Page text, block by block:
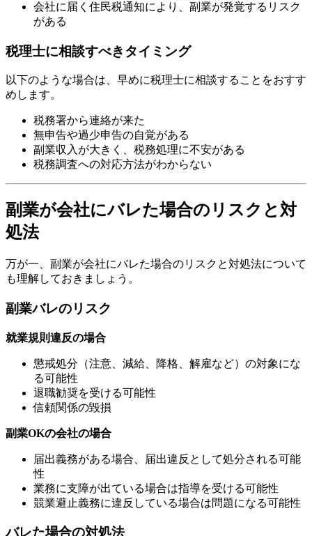
会社に届く住民税通知により、副業が発覚するリスク
がある
税理士に相談すべきタイミング
以下のような場合は、早めに税理士に相談することをおすす
めします。
税務署から連絡が来た
無申告や過少申告の自覚がある
副業収入が大きく、税務処理に不安がある
税務調査への対応方法がわからない
副業が会社にバレた場合のリスクと対
処法
万が一、副業が会社にバレた場合のリスクと対処法について
も理解しておきましょう。
副業バレのリスク
就業規則違反の場合
懲戒処分（注意、減給、降格、解雇など）の対象にな
る可能性
退職勧奨を受ける可能性
信頼関係の毀損
副業OKの会社の場合
届出義務がある場合、届出違反として処分される可能
性
業務に支障が出ている場合は指導を受ける可能性
競業避止義務に違反している場合は問題になる可能性
バレた場合の対処法